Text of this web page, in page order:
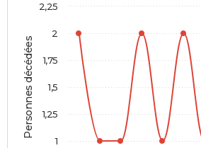
Personnes décédées
1
1,25
1,5
1,75
2
2,25